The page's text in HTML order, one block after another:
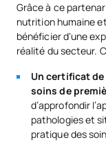
Grâce à ce
nutrition humaine
bénéficier d'une
réalité du secteur.
Un certificat
soins de
d’approfondir
pathologies et
pratique des